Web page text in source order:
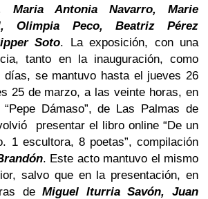
Maria Antonia Navarro, Marie
Olimpia Peco, Beatriz Pérez
Soto. La exposición, con una
tanto en la inauguración, como
días, se mantuvo hasta el jueves 26
25 de marzo, a las veinte horas, en
Dámaso”, de Las Palmas de
presentarel libro online “De un
1 escultora, 8 poetas”, compilación
. Este acto mantuvo el mismo
salvo que en la presentación, en
deMiguel Iturria Savón, Juan